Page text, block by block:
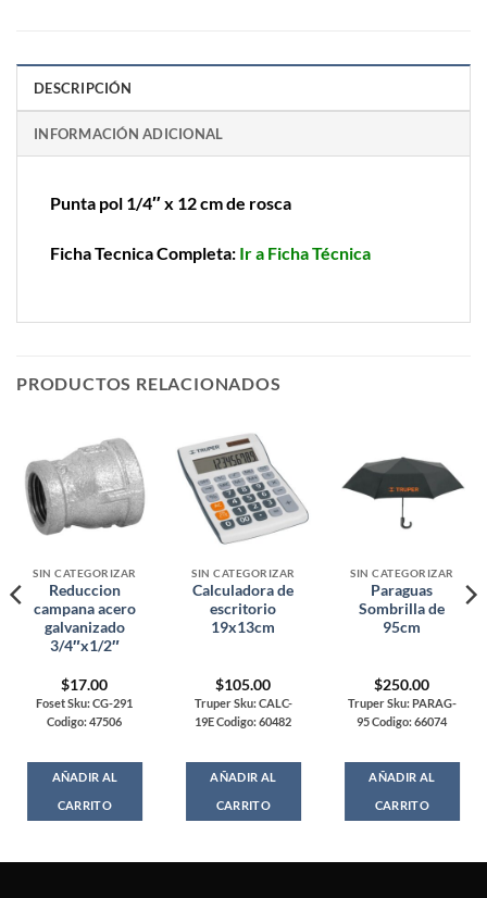
DESCRIPCIÓN
INFORMACIÓN ADICIONAL
Punta pol 1/4″ x 12 cm de rosca
Ficha Tecnica Completa: Ir a Ficha Técnica
PRODUCTOS RELACIONADOS
SIN CATEGORIZAR
Reduccion
campana acero
galvanizado
3/4″x1/2″
$17.00
Foset Sku: CG-291
Codigo: 47506
AÑADIR AL
CARRITO
SIN CATEGORIZAR
Calculadora de
escritorio
19x13cm
$105.00
Truper Sku: CALC-
19E Codigo: 60482
AÑADIR AL
CARRITO
SIN CATEGORIZAR
Paraguas
Sombrilla de
95cm
$250.00
Truper Sku: PARAG-
95 Codigo: 66074
AÑADIR AL
CARRITO